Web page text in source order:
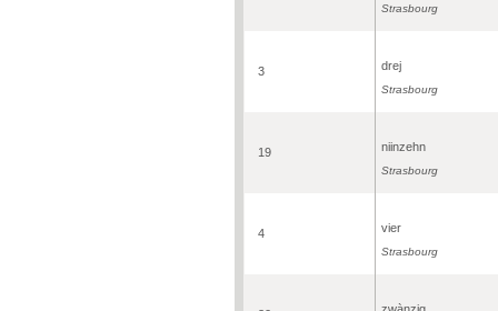
Strasbourg
3 drej
Strasbourg
19 niinzehn
Strasbourg
4 vier
Strasbourg